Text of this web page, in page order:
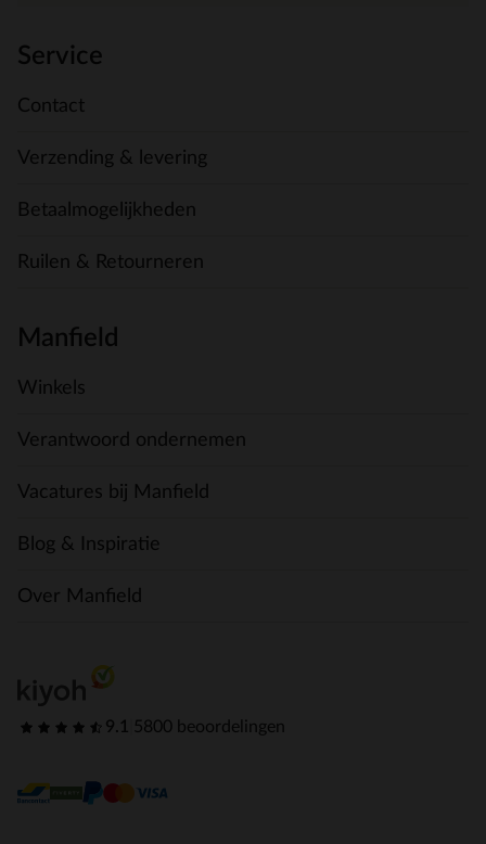
Service
Contact
Verzending & levering
Betaalmogelijkheden
Ruilen & Retourneren
Manfield
Winkels
Verantwoord ondernemen
Vacatures bij Manfield
Blog & Inspiratie
Over Manfield
9.1 5800 beoordelingen